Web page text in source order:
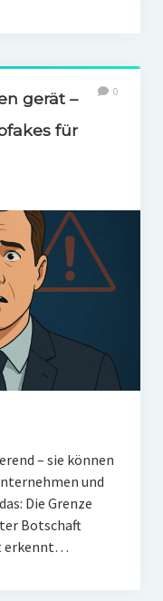
gerät –
für
0
– sie können
und
Die Grenze
Botschaft
erkennt…